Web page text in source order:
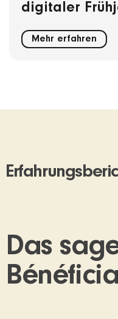
digitaler
Mehr erfahren
Das